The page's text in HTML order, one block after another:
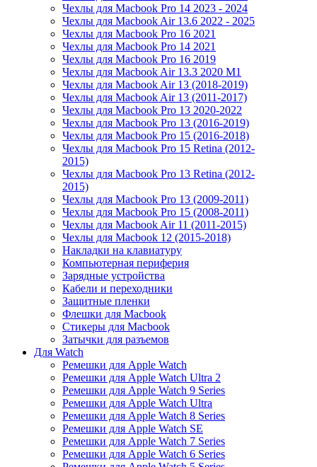
Чехлы для Macbook Pro 14 2023 - 2024
Чехлы для Macbook Air 13.6 2022 - 2025
Чехлы для Macbook Pro 16 2021
Чехлы для Macbook Pro 14 2021
Чехлы для Macbook Pro 16 2019
Чехлы для Macbook Air 13.3 2020 M1
Чехлы для Macbook Air 13 (2018-2019)
Чехлы для Macbook Air 13 (2011-2017)
Чехлы для Macbook Pro 13 2020-2022
Чехлы для Macbook Pro 13 (2016-2019)
Чехлы для Macbook Pro 15 (2016-2018)
Чехлы для Macbook Pro 15 Retina (2012-
2015)
Чехлы для Macbook Pro 13 Retina (2012-
2015)
Чехлы для Macbook Pro 13 (2009-2011)
Чехлы для Macbook Pro 15 (2008-2011)
Чехлы для Macbook Air 11 (2011-2015)
Чехлы для Macbook 12 (2015-2018)
Накладки на клавиатуру
Компьютерная периферия
Зарядные устройства
Кабели и переходники
Защитные пленки
Флешки для Macbook
Стикеры для Macbook
Затычки для разъемов
Для Watch
Ремешки для Apple Watch
Ремешки для Apple Watch Ultra 2
Ремешки для Apple Watch 9 Series
Ремешки для Apple Watch Ultra
Ремешки для Apple Watch 8 Series
Ремешки для Apple Watch SE
Ремешки для Apple Watch 7 Series
Ремешки для Apple Watch 6 Series